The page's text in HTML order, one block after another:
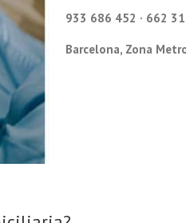
933 686 452 · 662
Barcelona, Zona